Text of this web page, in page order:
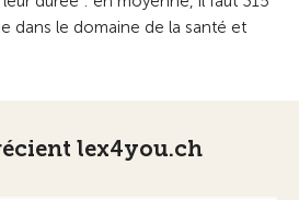
dans le domaine de la santé et
lex4you.ch